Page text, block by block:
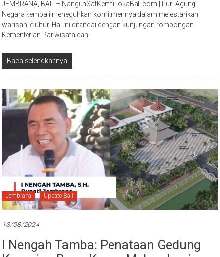
JEMBRANA, BALI – NangunSatKerthiLokaBali.com | Puri Agung
Negara kembali meneguhkan komitmennya dalam melestarikan
warisan leluhur. Hal ini ditandai dengan kunjungan rombongan
Kementerian Pariwisata dan
Baca selengkapnya
Jembrana Update Bali
13/08/2024
I Nengah Tamba: Penataan Gedung